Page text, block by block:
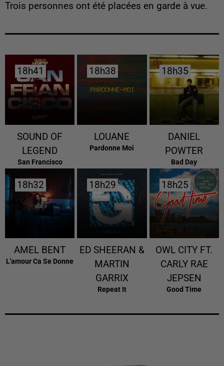
Trois personnes ont été placées en garde à vue.
18h41
18h41
SOUND OF
LEGEND
San Francisco
18h38
18h38
LOUANE
Pardonne Moi
18h35
18h35
DANIEL
POWTER
Bad Day
18h32
18h32
AMEL BENT
L'amour Ca Se Donne
18h29
18h29
ED SHEERAN &
MARTIN
GARRIX
Repeat It
18h25
18h25
OWL CITY FT.
CARLY RAE
JEPSEN
Good Time